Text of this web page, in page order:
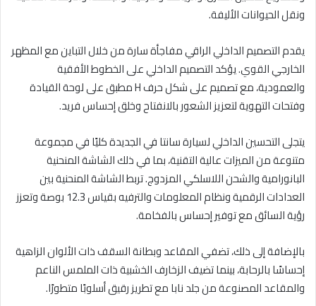
ونقل الحيوانات الأليفة.
يقدم التصميم الداخلي الراقي مفاجأة سارة من خلال التباين مع المظهر
الخارجي القوي. يؤكد التصميم الداخلي على الخطوط الأفقية
والعمودية، مع تصميم على شكل حرف H مطبق على لوحة القيادة
وفتحات التهوية لتعزيز الشعور بالانفتاح وخلق إحساس فريد.
يتجلى التحسين الداخلي لسيارة سانتا في الجديدة كليًا في مجموعة
متنوعة من الميزات عالية التقنية، بما في ذلك الشاشة المنحنية
البانورامية والشحن اللاسلكي المزدوج. تربط الشاشة المنحنية بين
العدادات الرقمية ونظام المعلومات والترفيه بقياس 12.3 بوصة وتعزز
رؤية السائق مع توفير إحساس بالفخامة.
بالإضافة إلى ذلك، تضفي المقاعد وبطانة السقف ذات الألوان الزاهية
إحساسًا بالرحابة، بينما تضيف الزخارف الخشبية ذات الملمس الناعم
والمقاعد المصنوعة من جلد نابا مع تطريز رقيق أسلوبًا متطورًا.